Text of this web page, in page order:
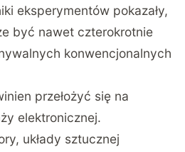
eksperymentów pokazały,
być nawet czterokrotnie
konwencjonalnych
przełożyć się na
elektronicznej.
układy sztucznej